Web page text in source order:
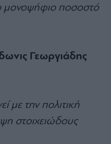
μονοψήφιο ποσοστό
Γεωργιάδης
με την πολιτική
στοιχειώδους